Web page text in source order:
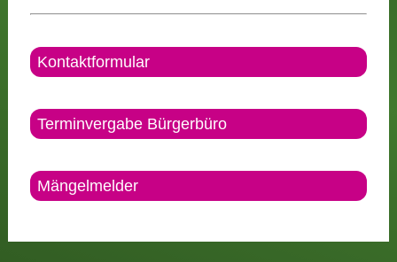
Kontaktformular
Terminvergabe Bürgerbüro
Mängelmelder